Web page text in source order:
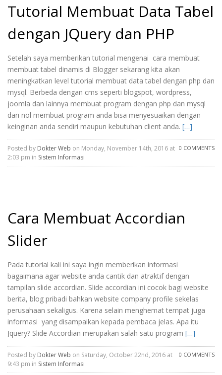
Tutorial Membuat Data Tabel
dengan JQuery dan PHP
Setelah saya memberikan tutorial mengenai cara membuat
membuat tabel dinamis di Blogger sekarang kita akan
meningkatkan level tutorial membuat data tabel dengan php dan
mysql. Berbeda dengan cms seperti blogspot, wordpress,
joomla dan lainnya membuat program dengan php dan mysql
dari nol membuat program anda bisa menyesuaikan dengan
keinginan anda sendiri maupun kebutuhan client anda. […]
0 COMMENTS
Posted by Dokter Web on Monday, November 14th, 2016 at
2:03 pm in Sistem Informasi
Cara Membuat Accordian
Slider
Pada tutorial kali ini saya ingin memberikan informasi
bagaimana agar website anda cantik dan atraktif dengan
tampilan slide accordian. Slide accordian ini cocok bagi website
berita, blog pribadi bahkan website company profile sekelas
perusahaan sekaligus. Karena selain menghemat tempat juga
informasi yang disampaikan kepada pembaca jelas. Apa itu
Jquery? Slide Accordian merupakan salah satu program […]
0 COMMENTS
Posted by Dokter Web on Saturday, October 22nd, 2016 at
9:43 pm in Sistem Informasi